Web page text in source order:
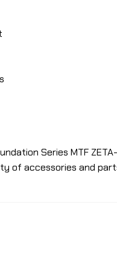
Series MTF
of accessories and